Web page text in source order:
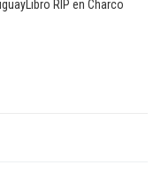
RIP en Charco